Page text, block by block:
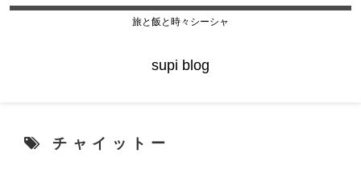
旅と飯と時々シーシャ
supi blog
チャイットー